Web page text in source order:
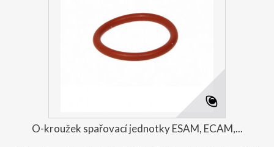
O-kroužek spařovací jednotky ESAM, ECAM,...